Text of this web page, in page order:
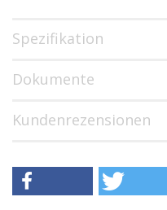
Spezifikation
Dokumente
Kundenrezensionen